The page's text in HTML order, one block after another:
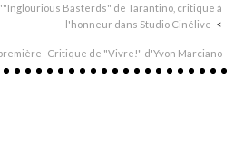
Basterds" de Tarantino, critique à
l'honneur dans Studio Cinélive
Critique de "Vivre!" d'Yvon Marciano